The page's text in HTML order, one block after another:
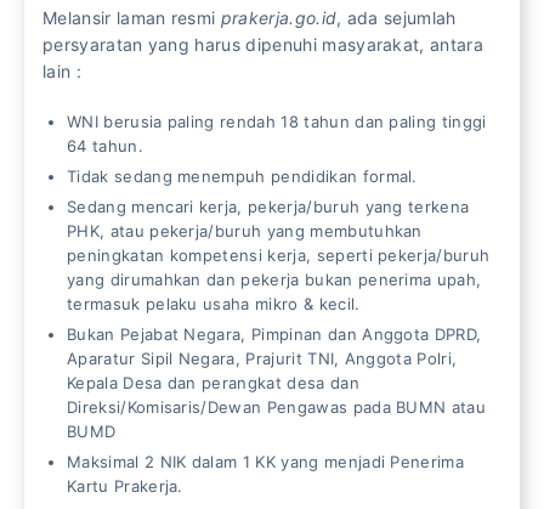
Melansir laman resmi prakerja.go.id, ada sejumlah
persyaratan yang harus dipenuhi masyarakat, antara
lain :
WNI berusia paling rendah 18 tahun dan paling tinggi
64 tahun.
Tidak sedang menempuh pendidikan formal.
Sedang mencari kerja, pekerja/buruh yang terkena
PHK, atau pekerja/buruh yang membutuhkan
peningkatan kompetensi kerja, seperti pekerja/buruh
yang dirumahkan dan pekerja bukan penerima upah,
termasuk pelaku usaha mikro & kecil.
Bukan Pejabat Negara, Pimpinan dan Anggota DPRD,
Aparatur Sipil Negara, Prajurit TNI, Anggota Polri,
Kepala Desa dan perangkat desa dan
Direksi/Komisaris/Dewan Pengawas pada BUMN atau
BUMD
Maksimal 2 NIK dalam 1 KK yang menjadi Penerima
Kartu Prakerja.